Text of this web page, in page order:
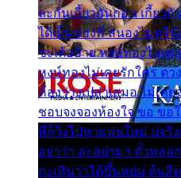
ละกันเกี้ยวกันก่อน เกี้ยว
ได้เป็นของพี่ สนองไมตรี
ซะเด้ออ้าย หงษ์ทองไม่เค
หงษ์ทองไม่เคยรักใคร ดว
ห้องว่างเปล่าเสมอ ไม่เค
ชอบจงจองห้องใจ ขอ ขอ
พี่ก็วิ่งไปหาแฟนใหม่ บ่จริง
อย่าว่า ละอย่ามา ตั๋วหลอ
กะเทินว่าได้ขึ้นหย่ม ต้นสี